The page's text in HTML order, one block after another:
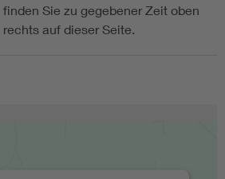
finden Sie zu gegebener Zeit oben
rechts auf dieser Seite.